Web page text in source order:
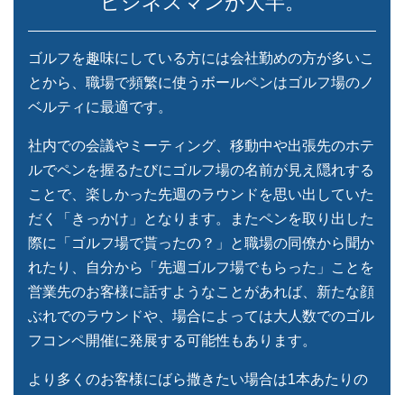
ゴルフを趣味にしている方には会社勤めの方が多いこ
とから、職場で頻繁に使うボールペンはゴルフ場のノ
ベルティに最適です。
社内での会議やミーティング、移動中や出張先のホテ
ルでペンを握るたびにゴルフ場の名前が見え隠れする
ことで、楽しかった先週のラウンドを思い出していた
だく「きっかけ」となります。またペンを取り出した
際に「ゴルフ場で貰ったの？」と職場の同僚から聞か
れたり、自分から「先週ゴルフ場でもらった」ことを
営業先のお客様に話すようなことがあれば、新たな顔
ぶれでのラウンドや、場合によっては大人数でのゴル
フコンペ開催に発展する可能性もあります。
より多くのお客様にばら撒きたい場合は1本あたりの